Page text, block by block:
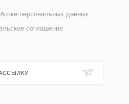
персональных данных
соглашение